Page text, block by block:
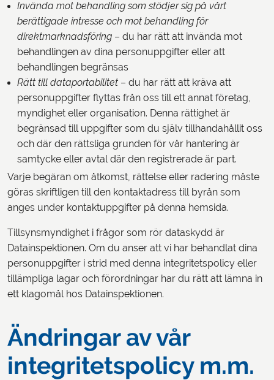
Invända mot behandling som stödjer sig på vårt
berättigade intresse och mot behandling för
direktmarknadsföring – du har rätt att invända mot
behandlingen av dina personuppgifter eller att
behandlingen begränsas
Rätt till dataportabilitet – du har rätt att kräva att
personuppgifter flyttas från oss till ett annat företag,
myndighet eller organisation. Denna rättighet är
begränsad till uppgifter som du själv tillhandahållit oss
och där den rättsliga grunden för vår hantering är
samtycke eller avtal där den registrerade är part.
Varje begäran om åtkomst, rättelse eller radering måste
göras skriftligen till den kontaktadress till byrån som
anges under kontaktuppgifter på denna hemsida.
Tillsynsmyndighet i frågor som rör dataskydd är
Datainspektionen. Om du anser att vi har behandlat dina
personuppgifter i strid med denna integritetspolicy eller
tillämpliga lagar och förordningar har du rätt att lämna in
ett klagomål hos Datainspektionen.
Ändringar av vår
integritetspolicy m.m.